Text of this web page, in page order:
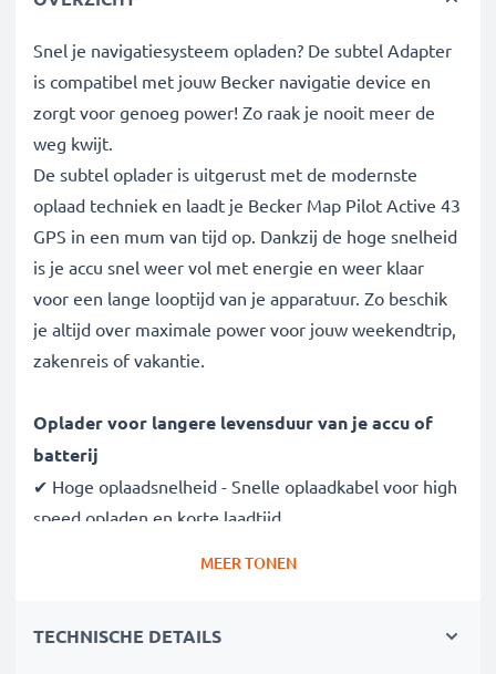
Snel je navigatiesysteem opladen? De subtel Adapter
is compatibel met jouw Becker navigatie device en
zorgt voor genoeg power! Zo raak je nooit meer de
weg kwijt.
De subtel oplader is uitgerust met de modernste
oplaad techniek en laadt je Becker Map Pilot Active 43
GPS in een mum van tijd op. Dankzij de hoge snelheid
is je accu snel weer vol met energie en weer klaar
voor een lange looptijd van je apparatuur. Zo beschik
je altijd over maximale power voor jouw weekendtrip,
zakenreis of vakantie.
Oplader voor langere levensduur van je accu of
batterij
✔ Hoge oplaadsnelheid - Snelle oplaadkabel voor high
speed opladen en korte laadtijd
en ideaal voor op reis
MEER TONEN
TECHNISCHE DETAILS